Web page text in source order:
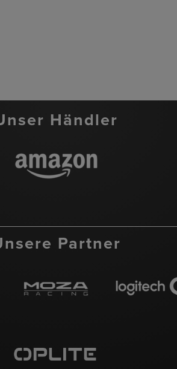
Händler
Partner